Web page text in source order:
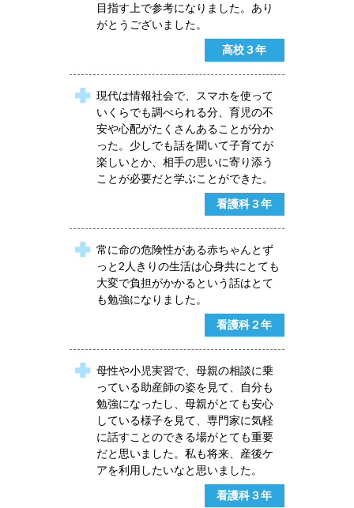
目指す上で参考になりました。あり
がとうございました。
高校３年
現代は情報社会で、スマホを使って
いくらでも調べられる分、育児の不
安や心配がたくさんあることが分か
った。少しでも話を聞いて子育てが
楽しいとか、相手の思いに寄り添う
ことが必要だと学ぶことができた。
看護科３年
常に命の危険性がある赤ちゃんとず
っと2人きりの生活は心身共にとても
大変で負担がかかるという話はとて
も勉強になりました。
看護科２年
母性や小児実習で、母親の相談に乗
っている助産師の姿を見て、自分も
勉強になったし、母親がとても安心
している様子を見て、専門家に気軽
に話すことのできる場がとても重要
だと思いました。私も将来、産後ケ
アを利用したいなと思いました。
看護科３年